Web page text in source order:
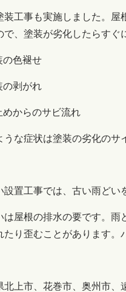
装工事も実施しました。屋
で、塗装が劣化したらすぐ
色褪せ
剥がれ
からのサビ流れ
うな症状は塗装の劣化のサ
設置工事では、古い雨どい
は屋根の排水の要です。雨
たり歪むことがあります。
北上市、花巻市、奥州市、